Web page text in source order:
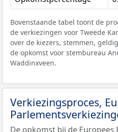
Bovenstaande tabel toont de
de verkiezingen voor Tweede
over de kiezers, stemmen,
de opkomst voor stembureau
Waddinxveen.
Verkiezingsproces,
De opkomst bij de